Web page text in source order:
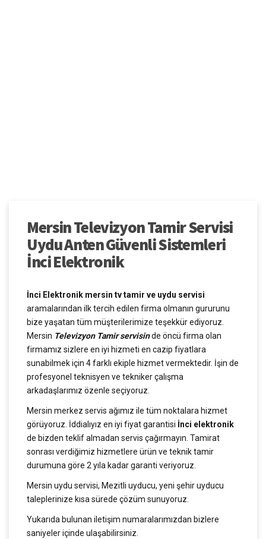
Mersin Televizyon Tamir Servisi
Uydu Anten Güvenli Sistemleri
İnci Elektronik
İnci Elektronik mersin tv tamir ve uydu servisi
aramalarından ilk tercih edilen firma olmanın gururunu
bize yaşatan tüm müşterilerimize teşekkür ediyoruz.
Mersin Televizyon Tamir servisinde öncü firma olan
firmamız sizlere en iyi hizmeti en cazip fiyatlara
sunabilmek için 4 farklı ekiple hizmet vermektedir. İşin de
profesyonel teknisyen ve tekniker çalışma
arkadaşlarımız özenle seçiyoruz.
Mersin merkez servis ağımız ile tüm noktalara hizmet
görüyoruz. İddialıyız en iyi fiyat garantisi İnci elektronik
de bizden teklif almadan servis çağırmayın. Tamirat
sonrası verdiğimiz hizmetlere ürün ve teknik tamir
durumuna göre 2 yıla kadar garanti veriyoruz.
Mersin uydu servisi, Mezitli uyducu, yeni şehir uyducu
taleplerinize kısa sürede çözüm sunuyoruz.
Yukarıda bulunan iletişim numaralarımızdan bizlere
saniyeler içinde ulaşabilirsiniz.